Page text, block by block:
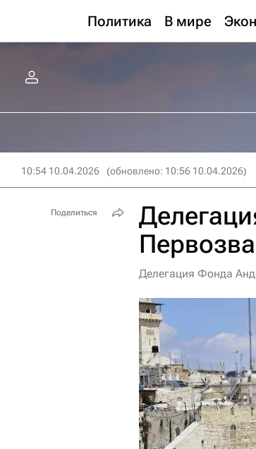
Политика В мире
10:54 10.04.2026 (обновлено: 10:56 10.04.2026)
Делегация Фонда
Поделиться